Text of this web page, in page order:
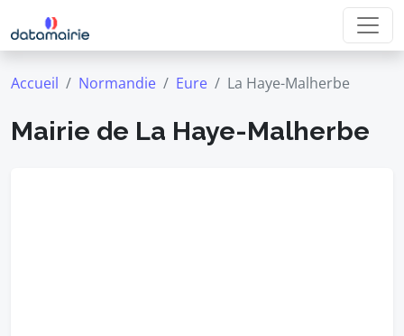
Accueil Normandie Eure La Haye-Malherbe
Mairie de La Haye-Malherbe